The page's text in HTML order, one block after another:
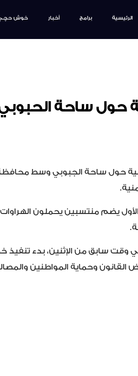
الرئيسية برامج أخبار خوش
حول ساحة
حول ساحة الجبوبي وسط
يضم منتسبين يحملون
وقت سابق من الإثنين، بدء تنفيذ
القانون وحماية المواطنين